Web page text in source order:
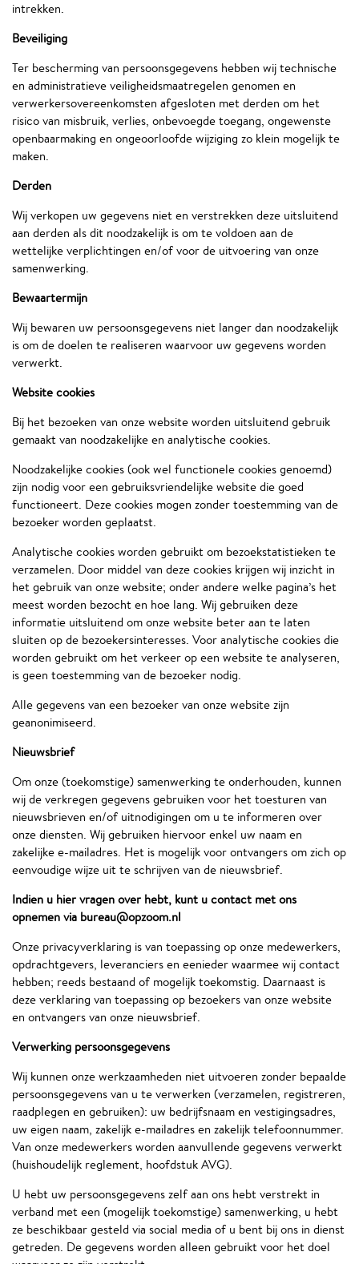
intrekken.
Beveiliging
Ter bescherming van persoonsgegevens hebben wij technische
en administratieve veiligheidsmaatregelen genomen en
verwerkersovereenkomsten afgesloten met derden om het
risico van misbruik, verlies, onbevoegde toegang, ongewenste
openbaarmaking en ongeoorloofde wijziging zo klein mogelijk te
maken.
Derden
Wij verkopen uw gegevens niet en verstrekken deze uitsluitend
aan derden als dit noodzakelijk is om te voldoen aan de
wettelijke verplichtingen en/of voor de uitvoering van onze
samenwerking.
Bewaartermijn
Wij bewaren uw persoonsgegevens niet langer dan noodzakelijk
is om de doelen te realiseren waarvoor uw gegevens worden
verwerkt.
Website cookies
Bij het bezoeken van onze website worden uitsluitend gebruik
gemaakt van noodzakelijke en analytische cookies.
Noodzakelijke cookies (ook wel functionele cookies genoemd)
zijn nodig voor een gebruiksvriendelijke website die goed
functioneert. Deze cookies mogen zonder toestemming van de
bezoeker worden geplaatst.
Analytische cookies worden gebruikt om bezoekstatistieken te
verzamelen. Door middel van deze cookies krijgen wij inzicht in
het gebruik van onze website; onder andere welke pagina’s het
meest worden bezocht en hoe lang. Wij gebruiken deze
informatie uitsluitend om onze website beter aan te laten
sluiten op de bezoekersinteresses. Voor analytische cookies die
worden gebruikt om het verkeer op een website te analyseren,
is geen toestemming van de bezoeker nodig.
Alle gegevens van een bezoeker van onze website zijn
geanonimiseerd.
Nieuwsbrief
Om onze (toekomstige) samenwerking te onderhouden, kunnen
wij de verkregen gegevens gebruiken voor het toesturen van
nieuwsbrieven en/of uitnodigingen om u te informeren over
onze diensten. Wij gebruiken hiervoor enkel uw naam en
zakelijke e-mailadres. Het is mogelijk voor ontvangers om zich op
eenvoudige wijze uit te schrijven van de nieuwsbrief.
Indien u hier vragen over hebt, kunt u contact met ons
opnemen via bureau@opzoom.nl
Onze privacyverklaring is van toepassing op onze medewerkers,
opdrachtgevers, leveranciers en eenieder waarmee wij contact
hebben; reeds bestaand of mogelijk toekomstig. Daarnaast is
deze verklaring van toepassing op bezoekers van onze website
en ontvangers van onze nieuwsbrief.
Verwerking persoonsgegevens
Wij kunnen onze werkzaamheden niet uitvoeren zonder bepaalde
persoonsgegevens van u te verwerken (verzamelen, registreren,
raadplegen en gebruiken): uw bedrijfsnaam en vestigingsadres,
uw eigen naam, zakelijk e-mailadres en zakelijk telefoonnummer.
Van onze medewerkers worden aanvullende gegevens verwerkt
(huishoudelijk reglement, hoofdstuk AVG).
U hebt uw persoonsgegevens zelf aan ons hebt verstrekt in
verband met een (mogelijk toekomstige) samenwerking, u hebt
ze beschikbaar gesteld via social media of u bent bij ons in dienst
getreden. De gegevens worden alleen gebruikt voor het doel